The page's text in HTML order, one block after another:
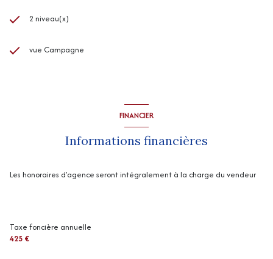
2 niveau(x)
vue Campagne
FINANCIER
Informations financières
Les honoraires d'agence seront intégralement à la charge du vendeur
Taxe foncière annuelle
425 €